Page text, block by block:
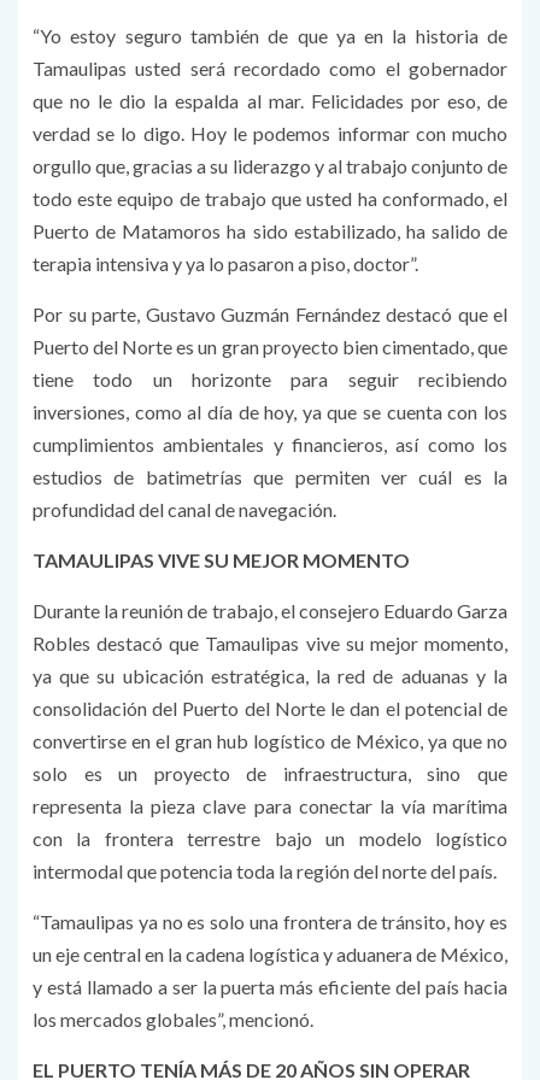
“Yo estoy seguro también de que ya en la historia de
Tamaulipas usted será recordado como el gobernador
que no le dio la espalda al mar. Felicidades por eso, de
verdad se lo digo. Hoy le podemos informar con mucho
orgullo que, gracias a su liderazgo y al trabajo conjunto de
todo este equipo de trabajo que usted ha conformado, el
Puerto de Matamoros ha sido estabilizado, ha salido de
terapia intensiva y ya lo pasaron a piso, doctor”.
Por su parte, Gustavo Guzmán Fernández destacó que el
Puerto del Norte es un gran proyecto bien cimentado, que
tiene todo un horizonte para seguir recibiendo
inversiones, como al día de hoy, ya que se cuenta con los
cumplimientos ambientales y financieros, así como los
estudios de batimetrías que permiten ver cuál es la
profundidad del canal de navegación.
TAMAULIPAS VIVE SU MEJOR MOMENTO
Durante la reunión de trabajo, el consejero Eduardo Garza
Robles destacó que Tamaulipas vive su mejor momento,
ya que su ubicación estratégica, la red de aduanas y la
consolidación del Puerto del Norte le dan el potencial de
convertirse en el gran hub logístico de México, ya que no
solo es un proyecto de infraestructura, sino que
representa la pieza clave para conectar la vía marítima
con la frontera terrestre bajo un modelo logístico
intermodal que potencia toda la región del norte del país.
“Tamaulipas ya no es solo una frontera de tránsito, hoy es
un eje central en la cadena logística y aduanera de México,
y está llamado a ser la puerta más eficiente del país hacia
los mercados globales”, mencionó.
EL PUERTO TENÍA MÁS DE 20 AÑOS SIN OPERAR